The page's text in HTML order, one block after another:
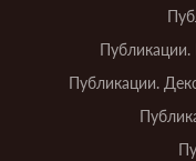
Публикации.
Публикации.